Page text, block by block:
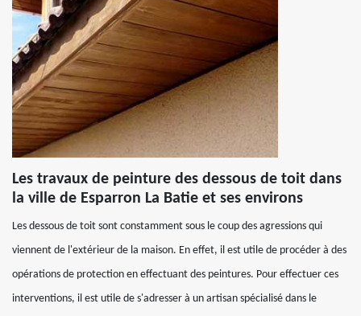
Les travaux de peinture des dessous de toit dans
la ville de Esparron La Batie et ses environs
Les dessous de toit sont constamment sous le coup des agressions qui
viennent de l'extérieur de la maison. En effet, il est utile de procéder à des
opérations de protection en effectuant des peintures. Pour effectuer ces
interventions, il est utile de s'adresser à un artisan spécialisé dans le